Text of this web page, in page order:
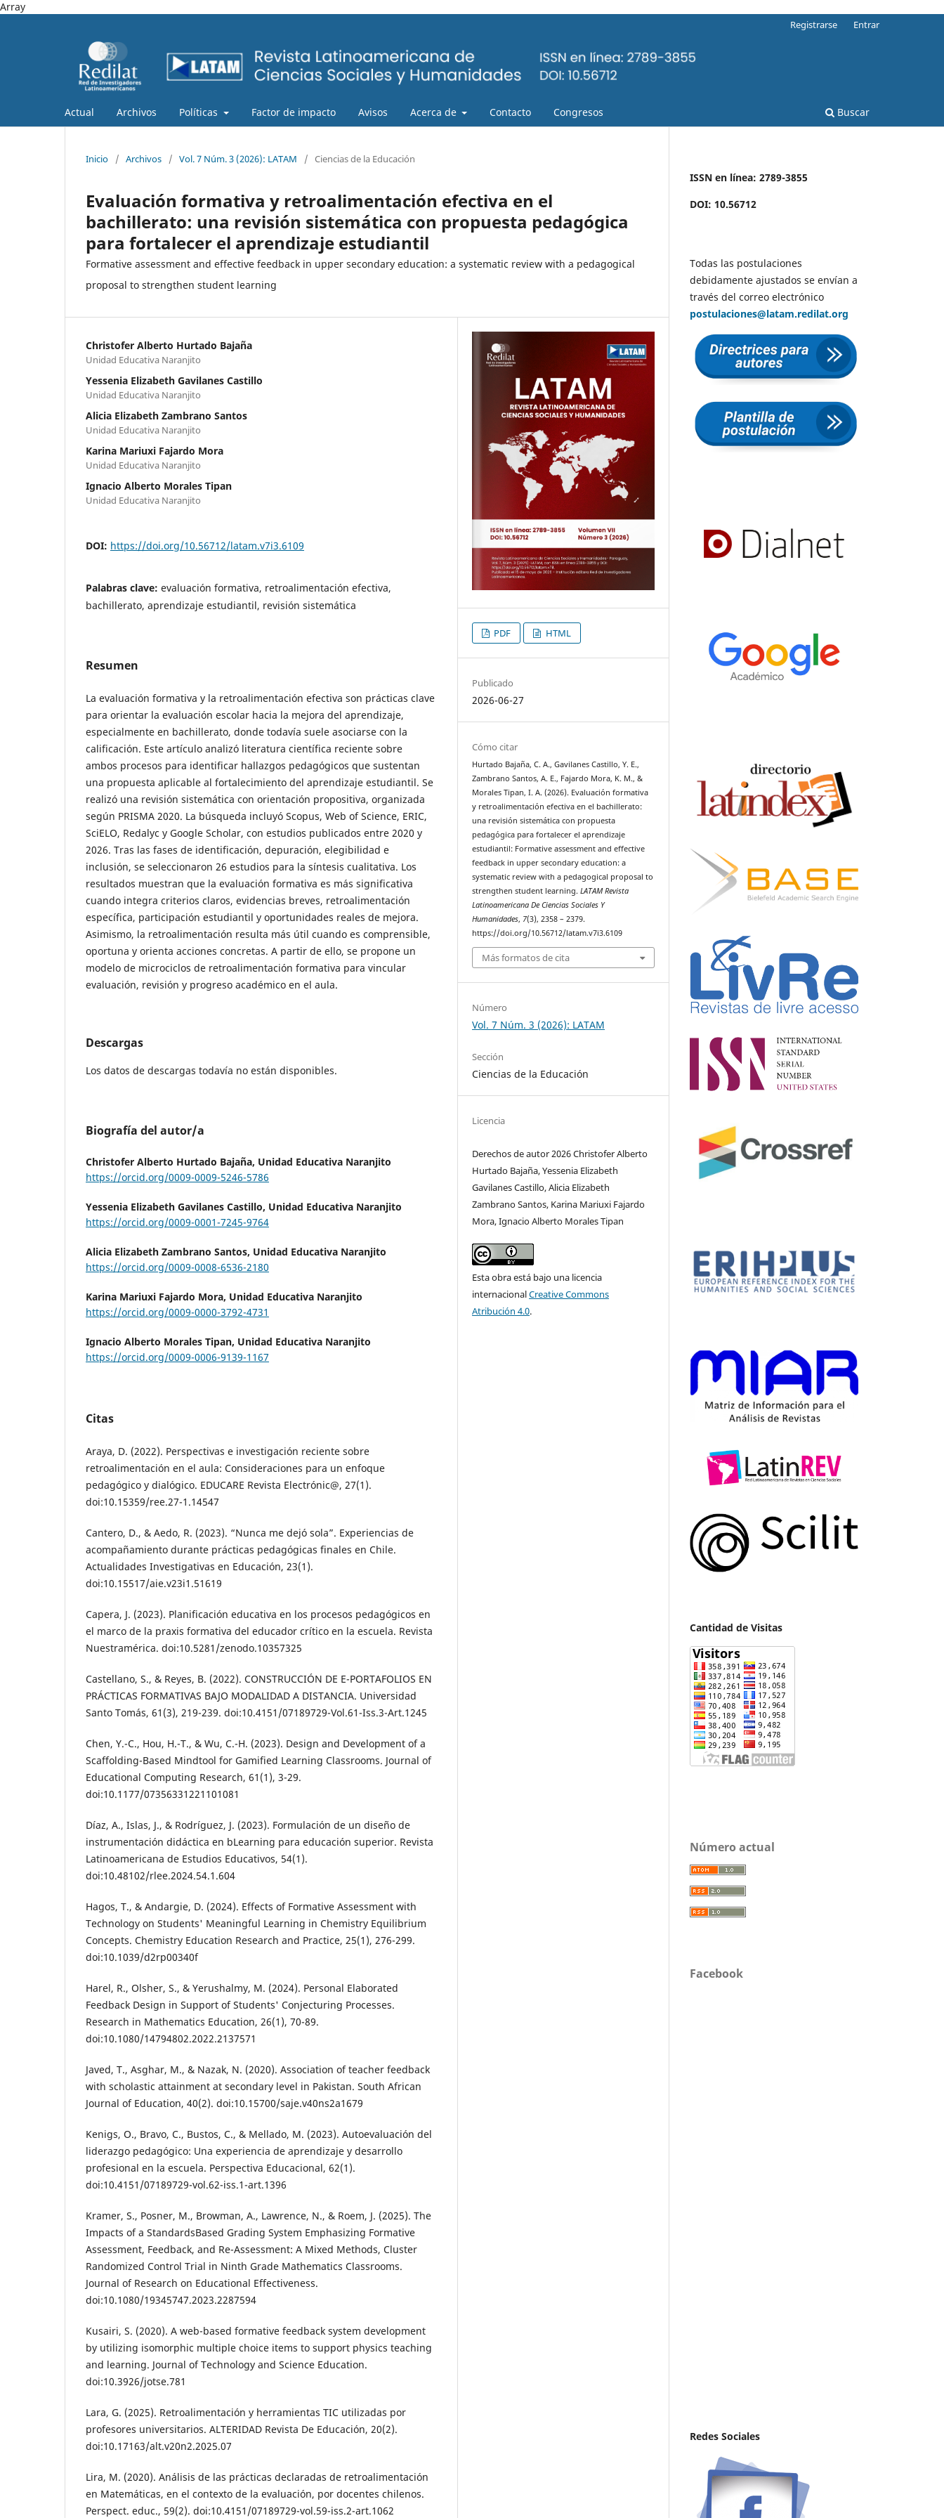
Array
Actual Archivos Políticas Factor de impacto Avisos Acerca de Contacto Congresos Buscar
Registrarse Entrar
Inicio / Archivos / Vol. 7 Núm. 3 (2026): LATAM / Ciencias de la Educación
Evaluación formativa y retroalimentación efectiva en el
bachillerato: una revisión sistemática con propuesta pedagógica
para fortalecer el aprendizaje estudiantil
Formative assessment and effective feedback in upper secondary education: a systematic review with a pedagogical
proposal to strengthen student learning
Christofer Alberto Hurtado Bajaña
Unidad Educativa Naranjito
Yessenia Elizabeth Gavilanes Castillo
Unidad Educativa Naranjito
Alicia Elizabeth Zambrano Santos
Unidad Educativa Naranjito
Karina Mariuxi Fajardo Mora
Unidad Educativa Naranjito
Ignacio Alberto Morales Tipan
Unidad Educativa Naranjito
DOI: https://doi.org/10.56712/latam.v7i3.6109
Palabras clave: evaluación formativa, retroalimentación efectiva,
bachillerato, aprendizaje estudiantil, revisión sistemática
Resumen
La evaluación formativa y la retroalimentación efectiva son prácticas clave
para orientar la evaluación escolar hacia la mejora del aprendizaje,
especialmente en bachillerato, donde todavía suele asociarse con la
calificación. Este artículo analizó literatura científica reciente sobre
ambos procesos para identificar hallazgos pedagógicos que sustentan
una propuesta aplicable al fortalecimiento del aprendizaje estudiantil. Se
realizó una revisión sistemática con orientación propositiva, organizada
según PRISMA 2020. La búsqueda incluyó Scopus, Web of Science, ERIC,
SciELO, Redalyc y Google Scholar, con estudios publicados entre 2020 y
2026. Tras las fases de identificación, depuración, elegibilidad e
inclusión, se seleccionaron 26 estudios para la síntesis cualitativa. Los
resultados muestran que la evaluación formativa es más significativa
cuando integra criterios claros, evidencias breves, retroalimentación
específica, participación estudiantil y oportunidades reales de mejora.
Asimismo, la retroalimentación resulta más útil cuando es comprensible,
oportuna y orienta acciones concretas. A partir de ello, se propone un
modelo de microciclos de retroalimentación formativa para vincular
evaluación, revisión y progreso académico en el aula.
Descargas
Los datos de descargas todavía no están disponibles.
Biografía del autor/a
Christofer Alberto Hurtado Bajaña, Unidad Educativa Naranjito
https://orcid.org/0009-0009-5246-5786
Yessenia Elizabeth Gavilanes Castillo, Unidad Educativa Naranjito
https://orcid.org/0009-0001-7245-9764
Alicia Elizabeth Zambrano Santos, Unidad Educativa Naranjito
https://orcid.org/0009-0008-6536-2180
Karina Mariuxi Fajardo Mora, Unidad Educativa Naranjito
https://orcid.org/0009-0000-3792-4731
Ignacio Alberto Morales Tipan, Unidad Educativa Naranjito
https://orcid.org/0009-0006-9139-1167
Citas
Araya, D. (2022). Perspectivas e investigación reciente sobre
retroalimentación en el aula: Consideraciones para un enfoque
pedagógico y dialógico. EDUCARE Revista Electrónic@, 27(1).
doi:10.15359/ree.27-1.14547
Cantero, D., & Aedo, R. (2023). “Nunca me dejó sola”. Experiencias de
acompañamiento durante prácticas pedagógicas finales en Chile.
Actualidades Investigativas en Educación, 23(1).
doi:10.15517/aie.v23i1.51619
Capera, J. (2023). Planificación educativa en los procesos pedagógicos en
el marco de la praxis formativa del educador crítico en la escuela. Revista
Nuestramérica. doi:10.5281/zenodo.10357325
Castellano, S., & Reyes, B. (2022). CONSTRUCCIÓN DE E-PORTAFOLIOS EN
PRÁCTICAS FORMATIVAS BAJO MODALIDAD A DISTANCIA. Universidad
Santo Tomás, 61(3), 219-239. doi:10.4151/07189729-Vol.61-Iss.3-Art.1245
Chen, Y.-C., Hou, H.-T., & Wu, C.-H. (2023). Design and Development of a
Scaffolding-Based Mindtool for Gamified Learning Classrooms. Journal of
Educational Computing Research, 61(1), 3-29.
doi:10.1177/07356331221101081
Díaz, A., Islas, J., & Rodríguez, J. (2023). Formulación de un diseño de
instrumentación didáctica en bLearning para educación superior. Revista
Latinoamericana de Estudios Educativos, 54(1).
doi:10.48102/rlee.2024.54.1.604
Hagos, T., & Andargie, D. (2024). Effects of Formative Assessment with
Technology on Students' Meaningful Learning in Chemistry Equilibrium
Concepts. Chemistry Education Research and Practice, 25(1), 276-299.
doi:10.1039/d2rp00340f
Harel, R., Olsher, S., & Yerushalmy, M. (2024). Personal Elaborated
Feedback Design in Support of Students' Conjecturing Processes.
Research in Mathematics Education, 26(1), 70-89.
doi:10.1080/14794802.2022.2137571
Javed, T., Asghar, M., & Nazak, N. (2020). Association of teacher feedback
with scholastic attainment at secondary level in Pakistan. South African
Journal of Education, 40(2). doi:10.15700/saje.v40ns2a1679
Kenigs, O., Bravo, C., Bustos, C., & Mellado, M. (2023). Autoevaluación del
liderazgo pedagógico: Una experiencia de aprendizaje y desarrollo
profesional en la escuela. Perspectiva Educacional, 62(1).
doi:10.4151/07189729-vol.62-iss.1-art.1396
Kramer, S., Posner, M., Browman, A., Lawrence, N., & Roem, J. (2025). The
Impacts of a StandardsBased Grading System Emphasizing Formative
Assessment, Feedback, and Re-Assessment: A Mixed Methods, Cluster
Randomized Control Trial in Ninth Grade Mathematics Classrooms.
Journal of Research on Educational Effectiveness.
doi:10.1080/19345747.2023.2287594
Kusairi, S. (2020). A web-based formative feedback system development
by utilizing isomorphic multiple choice items to support physics teaching
and learning. Journal of Technology and Science Education.
doi:10.3926/jotse.781
Lara, G. (2025). Retroalimentación y herramientas TIC utilizadas por
profesores universitarios. ALTERIDAD Revista De Educación, 20(2).
doi:10.17163/alt.v20n2.2025.07
Lira, M. (2020). Análisis de las prácticas declaradas de retroalimentación
en Matemáticas, en el contexto de la evaluación, por docentes chilenos.
Perspect. educ., 59(2). doi:10.4151/07189729-vol.59-iss.2-art.1062
PDF HTML
Publicado
2026-06-27
Cómo citar
Hurtado Bajaña, C. A., Gavilanes Castillo, Y. E.,
Zambrano Santos, A. E., Fajardo Mora, K. M., &
Morales Tipan, I. A. (2026). Evaluación formativa
y retroalimentación efectiva en el bachillerato:
una revisión sistemática con propuesta
pedagógica para fortalecer el aprendizaje
estudiantil: Formative assessment and effective
feedback in upper secondary education: a
systematic review with a pedagogical proposal to
strengthen student learning.LATAM Revista
Latinoamericana De Ciencias Sociales Y
Humanidades, 7(3), 2358 – 2379.
https://doi.org/10.56712/latam.v7i3.6109
Más formatos de cita
Número
Vol. 7 Núm. 3 (2026): LATAM
Sección
Ciencias de la Educación
Licencia
Derechos de autor 2026 Christofer Alberto
Hurtado Bajaña, Yessenia Elizabeth
Gavilanes Castillo, Alicia Elizabeth
Zambrano Santos, Karina Mariuxi Fajardo
Mora, Ignacio Alberto Morales Tipan
Esta obra está bajo una licencia
internacionalCreative Commons
Atribución 4.0.
ISSN en línea: 2789-3855
DOI: 10.56712
Todas las postulaciones
debidamente ajustados se envían a
través del correo electrónico
postulaciones@latam.redilat.org
Cantidad de Visitas
Número actual
Facebook
Redes Sociales